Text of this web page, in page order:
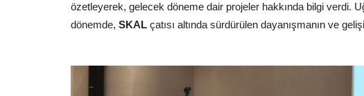
özetleyerek, gelecek döneme dair projeler hakkında bilgi verdi.
dönemde, SKAL çatısı altında sürdürülen dayanışmanın ve